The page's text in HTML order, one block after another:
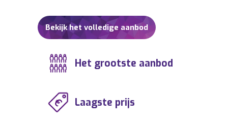
info@buro2010.nl – 036-7600140.
MANAGEMENT Within Temptation,
BOEKINGSBUREAU Within Temptation,
BOEKINGSBURO Within Temptation,
Temptation, ENTERTAINMENTBURO Within
Temptation, ARTIESTENBUREAU Within
Bekijk het volledige aanbod
Het grootste aanbod
Laagste prijs